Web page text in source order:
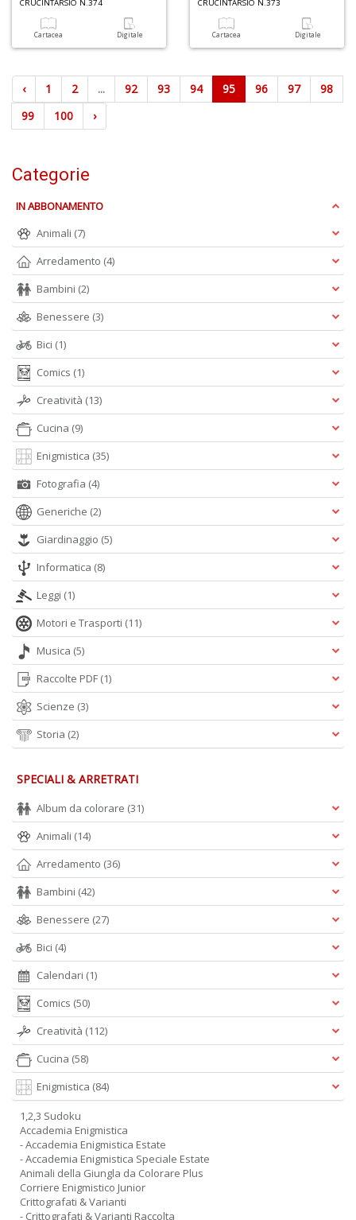
CRUCINTARSIO N.374
Cartacea Digitale
CRUCINTARSIO N.373
Cartacea Digitale
‹ 1 2 ... 92 93 94 95 96 97
98
99
100 ›
Categorie
IN ABBONAMENTO
Animali (7)
Arredamento (4)
Bambini (2)
Benessere (3)
Bici (1)
Comics (1)
Creatività (13)
Cucina (9)
Enigmistica (35)
Fotografia (4)
Generiche (2)
Giardinaggio (5)
Informatica (8)
Leggi (1)
Motori e Trasporti (11)
Musica (5)
Raccolte PDF (1)
Scienze (3)
Storia (2)
SPECIALI & ARRETRATI
Album da colorare (31)
Animali (14)
Arredamento (36)
Bambini (42)
Benessere (27)
Bici (4)
Calendari (1)
Comics (50)
Creatività (112)
Cucina (58)
Enigmistica (84)
1,2,3 Sudoku
Accademia Enigmistica
- Accademia Enigmistica Estate
- Accademia Enigmistica Speciale Estate
Animali della Giungla da Colorare Plus
Corriere Enigmistico Junior
Crittografati & Varianti
- Crittografati & Varianti Raccolta